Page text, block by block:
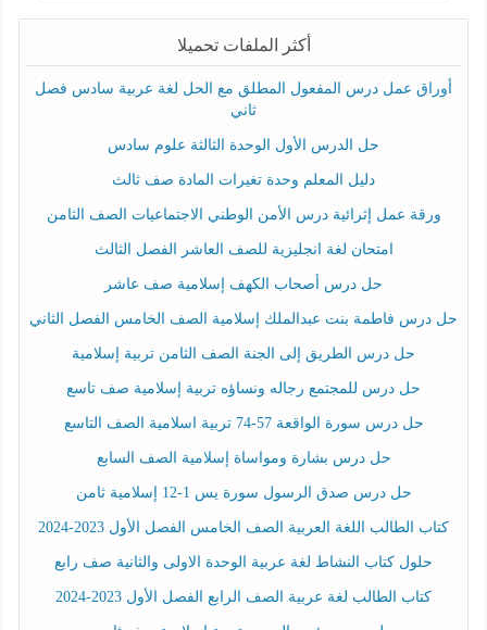
أكثر الملفات تحميلا
أوراق عمل درس المفعول المطلق مع الحل لغة عربية سادس فصل
ثاني
حل الدرس الأول الوحدة الثالثة علوم سادس
دليل المعلم وحدة تغيرات المادة صف ثالث
ورقة عمل إثرائية درس الأمن الوطني الاجتماعيات الصف الثامن
امتحان لغة انجليزية للصف العاشر الفصل الثالث
حل درس أصحاب الكهف إسلامية صف عاشر
حل درس فاطمة بنت عبدالملك إسلامية الصف الخامس الفصل الثاني
حل درس الطريق إلى الجنة الصف الثامن تربية إسلامية
حل درس للمجتمع رجاله ونساؤه تربية إسلامية صف تاسع
حل درس سورة الواقعة 57-74 تربية اسلامية الصف التاسع
حل درس بشارة ومواساة إسلامية الصف السابع
حل درس صدق الرسول سورة يس 1-12 إسلامية ثامن
كتاب الطالب اللغة العربية الصف الخامس الفصل الأول 2023-2024
حلول كتاب النشاط لغة عربية الوحدة الاولى والثانية صف رابع
كتاب الطالب لغة عربية الصف الرابع الفصل الأول 2023-2024